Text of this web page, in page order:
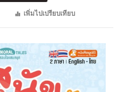
เพิ่มไปเปรียบเทียบ